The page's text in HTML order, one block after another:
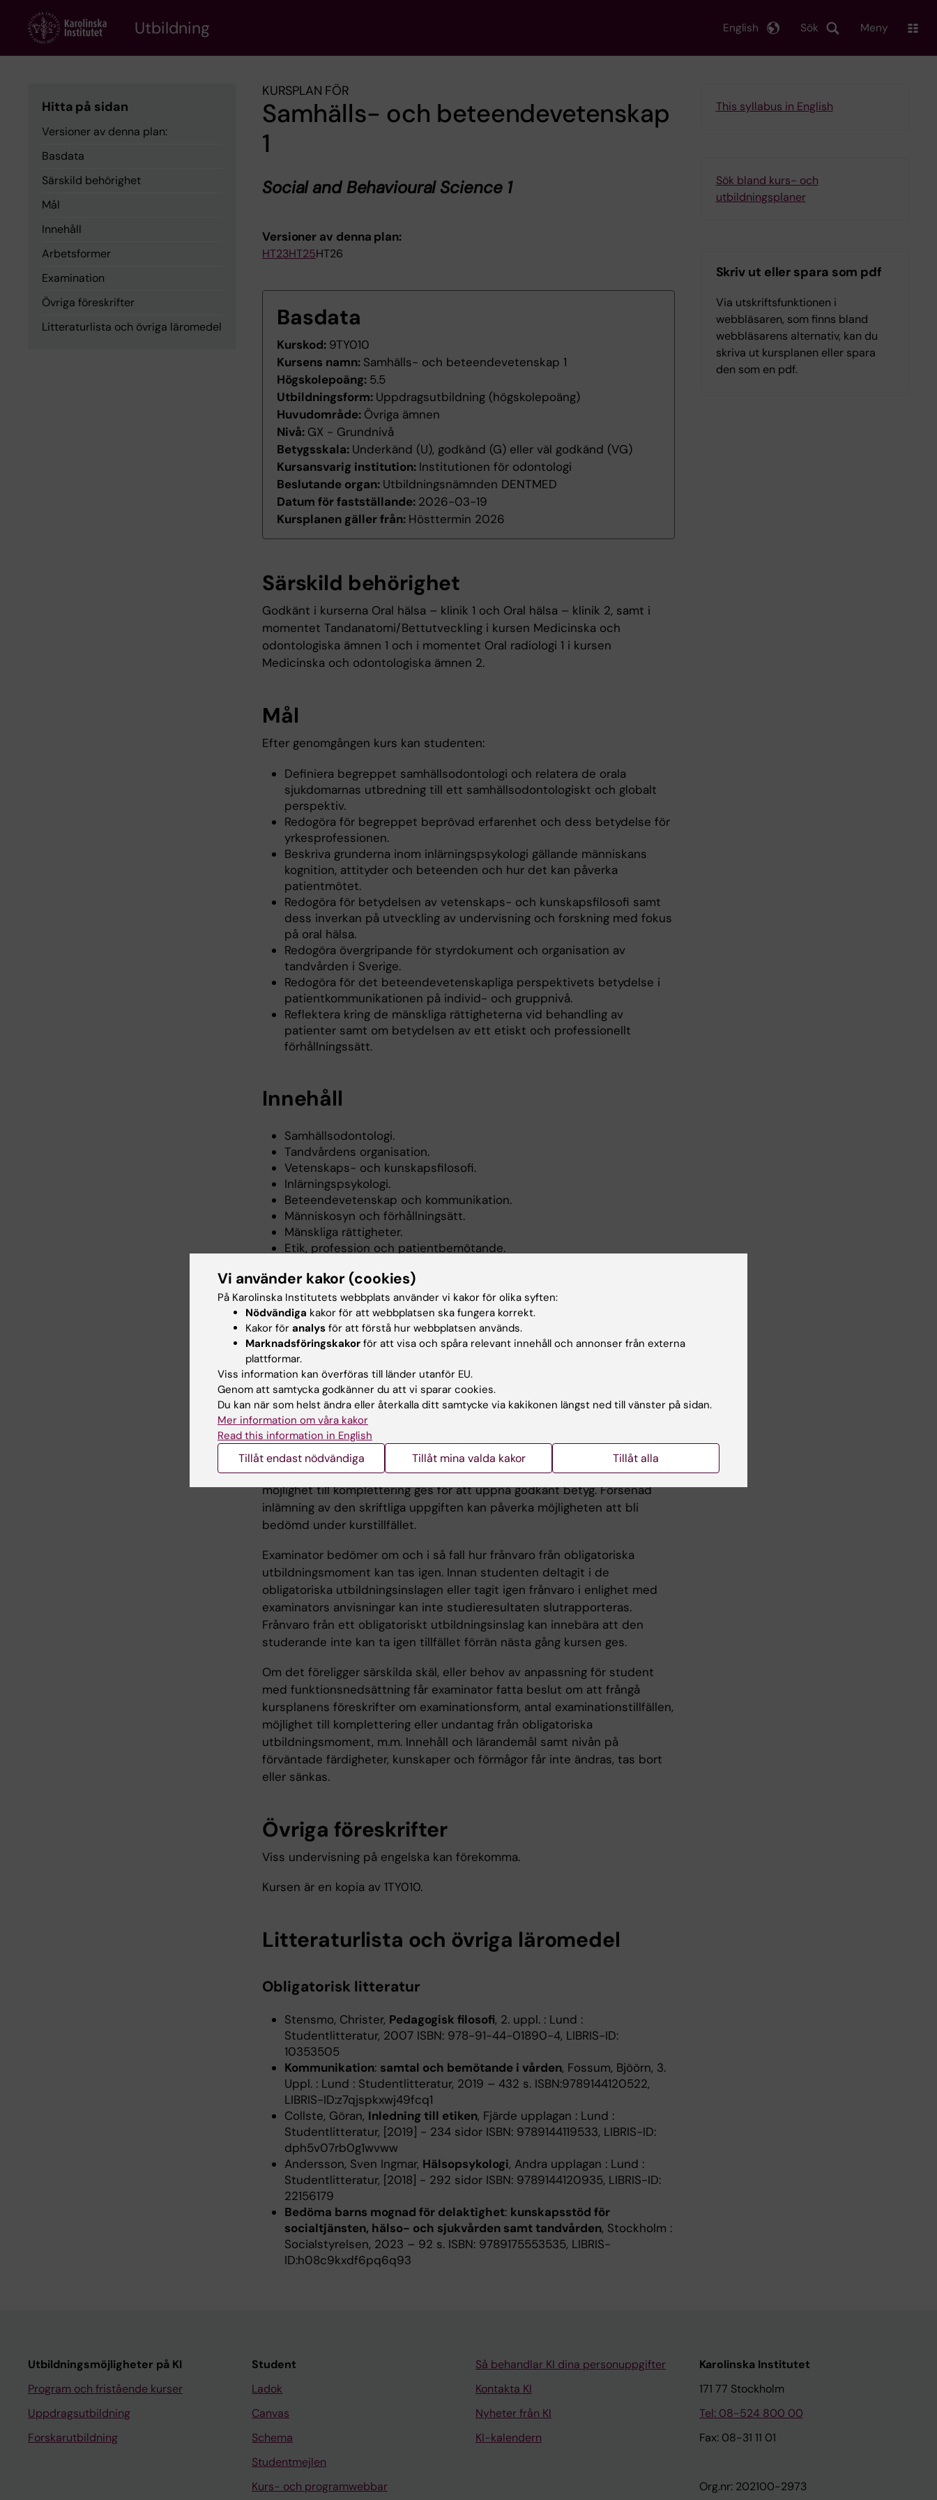
content
Utbildning Sök
English Meny
Hitta på sidan
Versioner av denna plan:
Basdata
Särskild behörighet
Mål
Innehåll
Arbetsformer
Examination
Övriga föreskrifter
Litteraturlista och övriga läromedel
KURSPLAN FÖR
Samhälls- och beteendevetenskap
1
Social and Behavioural Science 1
Versioner av denna plan:
HT23HT25HT26
Basdata
Kurskod: 9TY010
Kursens namn: Samhälls- och beteendevetenskap 1
Högskolepoäng: 5.5
Utbildningsform: Uppdragsutbildning (högskolepoäng)
Huvudområde: Övriga ämnen
Nivå: GX - Grundnivå
Betygsskala: Underkänd (U), godkänd (G) eller väl godkänd (VG)
Kursansvarig institution: Institutionen för odontologi
Beslutande organ: Utbildningsnämnden DENTMED
Datum för fastställande: 2026-03-19
Kursplanen gäller från: Hösttermin 2026
Särskild behörighet
Godkänt i kurserna Oral hälsa – klinik 1 och Oral hälsa – klinik 2, samt i
momentet Tandanatomi/Bettutveckling i kursen Medicinska och
odontologiska ämnen 1 och i momentet Oral radiologi 1 i kursen
Medicinska och odontologiska ämnen 2.
Mål
Efter genomgången kurs kan studenten:
Definiera begreppet samhällsodontologi och relatera de orala
sjukdomarnas utbredning till ett samhällsodontologiskt och globalt
perspektiv.
Redogöra för begreppet beprövad erfarenhet och dess betydelse för
yrkesprofessionen.
Beskriva grunderna inom inlärningspsykologi gällande människans
kognition, attityder och beteenden och hur det kan påverka
patientmötet.
Redogöra för betydelsen av vetenskaps- och kunskapsfilosofi samt
dess inverkan på utveckling av undervisning och forskning med fokus
på oral hälsa.
Redogöra övergripande för styrdokument och organisation av
tandvården i Sverige.
Redogöra för det beteendevetenskapliga perspektivets betydelse i
patientkommunikationen på individ- och gruppnivå.
Reflektera kring de mänskliga rättigheterna vid behandling av
patienter samt om betydelsen av ett etiskt och professionellt
förhållningssätt.
Innehåll
Samhällsodontologi.
Tandvårdens organisation.
Vetenskaps- och kunskapsfilosofi.
Inlärningspsykologi.
Beteendevetenskap och kommunikation.
Människosyn och förhållningsätt.
Mänskliga rättigheter.
Etik, profession och patientbemötande.
Arbetsformer
Föreläsningar och seminarium.
Examination
Examination: Skriftlig inlämning i grupp.
Obligatorier: Muntlig redovisning i seminarium.
Försenad inlämning av den skriftliga uppgiften innebär att studenten inte
kan få betyget Väl godkänt. Vid underkänd inlämningsuppgift kan
möjlighet till komplettering ges för att uppnå godkänt betyg. Försenad
inlämning av den skriftliga uppgiften kan påverka möjligheten att bli
bedömd under kurstillfället.
Examinator bedömer om och i så fall hur frånvaro från obligatoriska
utbildningsmoment kan tas igen. Innan studenten deltagit i de
obligatoriska utbildningsinslagen eller tagit igen frånvaro i enlighet med
examinators anvisningar kan inte studieresultaten slutrapporteras.
Frånvaro från ett obligatoriskt utbildningsinslag kan innebära att den
studerande inte kan ta igen tillfället förrän nästa gång kursen ges.
Om det föreligger särskilda skäl, eller behov av anpassning för student
med funktionsnedsättning får examinator fatta beslut om att frångå
kursplanens föreskrifter om examinationsform, antal examinationstillfällen,
möjlighet till komplettering eller undantag från obligatoriska
utbildningsmoment, m.m. Innehåll och lärandemål samt nivån på
förväntade färdigheter, kunskaper och förmågor får inte ändras, tas bort
eller sänkas.
Övriga föreskrifter
Viss undervisning på engelska kan förekomma.
Kursen är en kopia av 1TY010.
Litteraturlista och övriga läromedel
Obligatorisk litteratur
Stensmo, Christer, Pedagogisk filosofi, 2. uppl. : Lund :
Studentlitteratur, 2007 ISBN: 978-91-44-01890-4, LIBRIS-ID:
10353505
Kommunikation: samtal och bemötande i vården, Fossum, Bjöörn, 3.
Uppl. : Lund : Studentlitteratur, 2019 – 432 s. ISBN:9789144120522,
LIBRIS-ID:z7qjspkxwj49fcq1
Collste, Göran, Inledning till etiken, Fjärde upplagan : Lund :
Studentlitteratur, [2019] - 234 sidor ISBN: 9789144119533, LIBRIS-ID:
dph5v07rb0g1wvww
Andersson, Sven Ingmar, Hälsopsykologi, Andra upplagan : Lund :
Studentlitteratur, [2018] - 292 sidor ISBN: 9789144120935, LIBRIS-ID:
22156179
Bedöma barns mognad för delaktighet: kunskapsstöd för
socialtjänsten, hälso- och sjukvården samt tandvården, Stockholm :
Socialstyrelsen, 2023 – 92 s. ISBN: 9789175553535, LIBRIS-
ID:h08c9kxdf6pq6q93
This syllabus in English
Sök bland kurs- och
utbildningsplaner
Skriv ut eller spara som pdf
Via utskriftsfunktionen i
webbläsaren, som finns bland
webbläsarens alternativ, kan du
skriva ut kursplanen eller spara
den som en pdf.
Utbildningsmöjligheter på KI
Program och fristående kurser
Uppdragsutbildning
Forskarutbildning
Student
Ladok
Canvas
Schema
Studentmejlen
Kurs- och programwebbar
Så behandlar KI dina personuppgifter
Kontakta KI
Nyheter från KI
KI-kalendern
Karolinska Institutet
171 77 Stockholm
Tel: 08-524 800 00
Fax: 08-31 11 01
Org.nr: 202100-2973
Vi använder kakor (cookies)
På Karolinska Institutets webbplats använder vi kakor för olika syften:
Nödvändiga kakor för att webbplatsen ska fungera korrekt.
Kakor för analys för att förstå hur webbplatsen används.
Marknadsföringskakor för att visa och spåra relevant innehåll och annonser från externa
plattformar.
Viss information kan överföras till länder utanför EU.
Genom att samtycka godkänner du att vi sparar cookies.
Du kan när som helst ändra eller återkalla ditt samtycke via kakikonen längst ned till vänster på sidan.
Mer information om våra kakor
Read this information in English
Tillåt endast nödvändiga Tillåt mina valda kakor Tillåt alla